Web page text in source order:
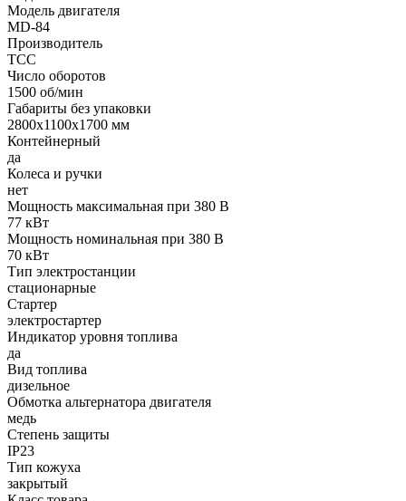
Модель двигателя
MD-84
Производитель
ТСС
Число оборотов
1500 об/мин
Габариты без упаковки
2800х1100х1700 мм
Контейнерный
да
Колеса и ручки
нет
Мощность максимальная при 380 В
77 кВт
Мощность номинальная при 380 В
70 кВт
Тип электростанции
стационарные
Стартер
электростартер
Индикатор уровня топлива
да
Вид топлива
дизельное
Обмотка альтернатора двигателя
медь
Степень защиты
IP23
Тип кожуха
закрытый